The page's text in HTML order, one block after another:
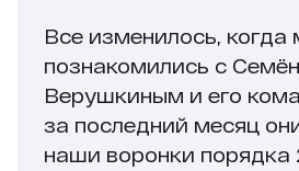
Все изменилось, когда
познакомились с
Верушкиным и его
за последний месяц
наши воронки порядка